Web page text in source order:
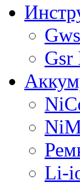
Gsr
Li-